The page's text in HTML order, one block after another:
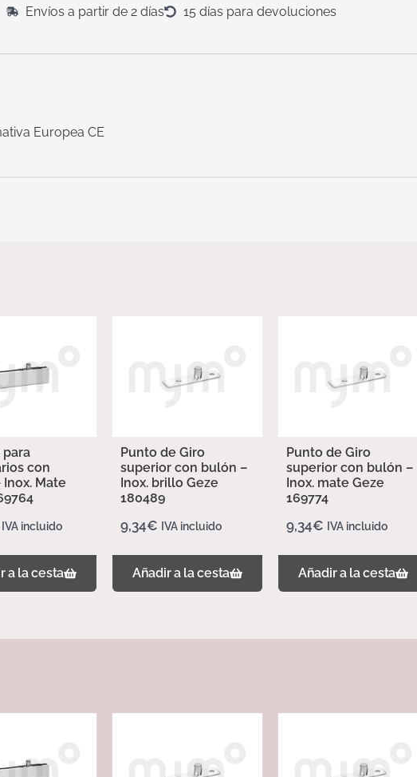
Envíos a partir de 2 días
15 días para devoluciones
Europea CE
para
con
Mate
IVA incluido
a la cesta
Punto de Giro
superior con bulón –
Inox. brillo Geze
180489
9,34€ IVA incluido
Añadir a la cesta
Punto de Giro
superior con bulón –
Inox. mate Geze
169774
9,34€ IVA incluido
Añadir a la cesta